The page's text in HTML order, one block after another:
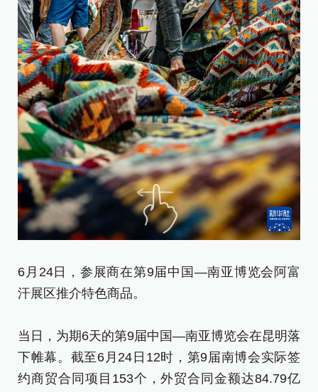
6月24日，参展商在第9届中国—南亚博览会阿富
汗展区推介特色商品。
当日，为期6天的第9届中国—南亚博览会在昆明落
下帷幕。截至6月24日12时，第9届南博会实际签
约商贸合同项目153个，外贸合同金额达84.79亿